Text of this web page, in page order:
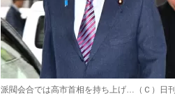
派閥会合では高市首相を持ち上げ…（Ｃ）日刊